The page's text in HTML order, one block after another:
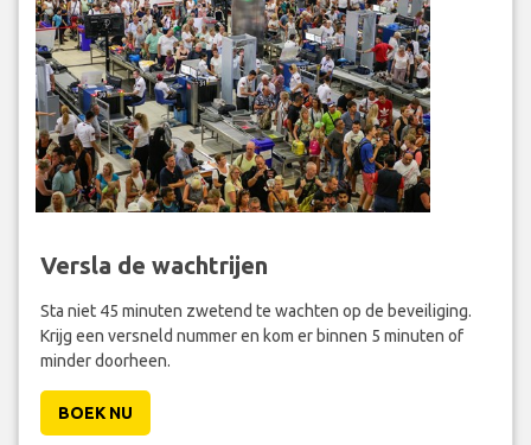
Versla de wachtrijen
Sta niet 45 minuten zwetend te wachten op de beveiliging.
Krijg een versneld nummer en kom er binnen 5 minuten of
minder doorheen.
BOEK NU